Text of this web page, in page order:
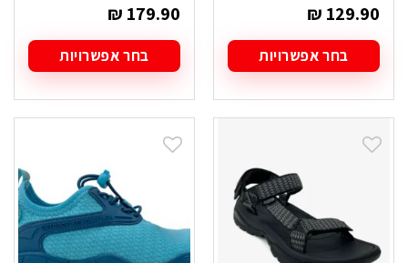
₪ 129.90
בחר אפשרויות
זה
יש
סוגים.
האפשרויות
בעמוד
המוצר
₪ 179.90
בחר אפשרויות
זה
יש
סוגים.
האפשרויות
בעמוד
המוצר